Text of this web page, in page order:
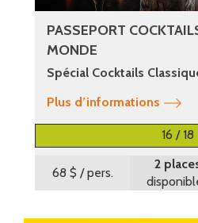
PASSEPORT
MONDE
Spécial Cocktails
Plus d’informations
16 / 18
68 $ / pers.
2